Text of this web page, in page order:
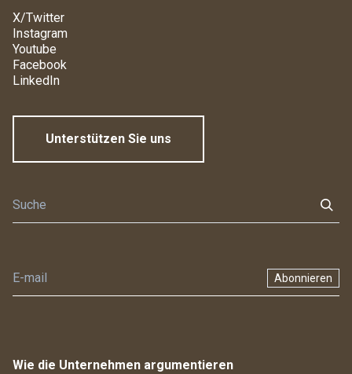
X/Twitter
Instagram
Youtube
Facebook
LinkedIn
Unterstützen Sie uns
Abonnieren
Wie die Unternehmen argumentieren